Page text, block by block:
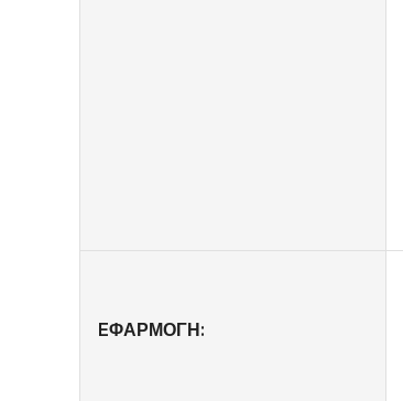
EΦΑΡΜΟΓΗ: